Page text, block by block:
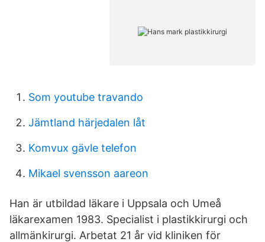
Som youtube travando
Jämtland härjedalen låt
Komvux gävle telefon
Mikael svensson aareon
Han är utbildad läkare i Uppsala och Umeå
läkarexamen 1983. Specialist i plastikkirurgi och
allmänkirurgi. Arbetat 21 år vid kliniken för